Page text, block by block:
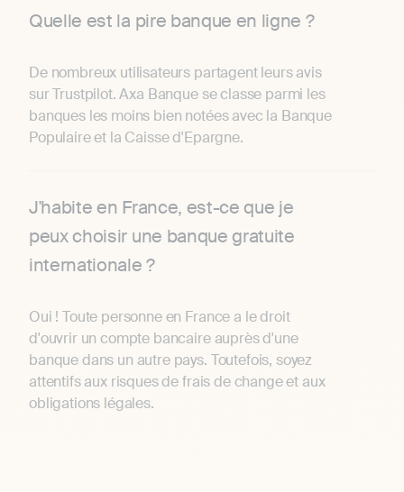
Quelle est la pire banque en ligne ?
De nombreux utilisateurs partagent leurs avis
sur Trustpilot. Axa Banque se classe parmi les
banques les moins bien notées avec la Banque
Populaire et la Caisse d'Epargne.
J'habite en France, est-ce que je
peux choisir une banque gratuite
internationale ?
Oui ! Toute personne en France a le droit
d'ouvrir un compte bancaire auprès d'une
banque dans un autre pays. Toutefois, soyez
attentifs aux risques de frais de change et aux
obligations légales.